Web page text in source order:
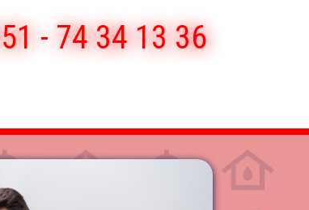
- 74 34 13 36